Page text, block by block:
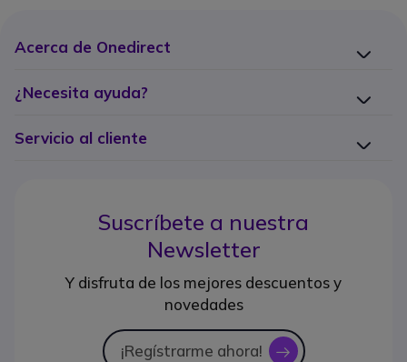
Acerca de Onedirect
¿Necesita ayuda?
Servicio al cliente
Suscríbete a nuestra
Newsletter
Y disfruta de los mejores descuentos y
novedades
¡Regístrarme ahora! icon